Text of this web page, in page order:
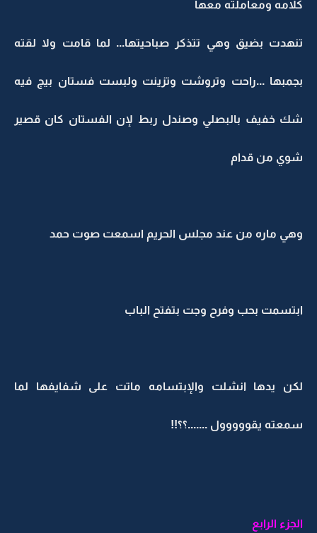
كلامه ومعاملته معها
تنهدت بضيق وهي تتذكر صباحيتها... لما قامت ولا لقته
بجمبها ...راحت وتروشت وتزينت ولبست فستان بيج فيه
شك خفيف بالبصلي وصندل ربط لإن الفستان كان قصير
شوي من قدام
وهي ماره من عند مجلس الحريم اسمعت صوت حمد
ابتسمت بحب وفرح وجت بتفتح الباب
لكن يدها انشلت والإبتسامه ماتت على شفايفها لما
سمعته يقووووول .......؟؟!!
الجزء الرابع